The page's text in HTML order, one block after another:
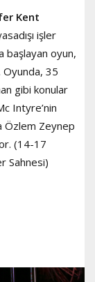
Kent
işler
başlayan oyun,
Oyunda, 35
gibi konular
Intyre’nin
Özlem Zeynep
(14-17
Sahnesi)